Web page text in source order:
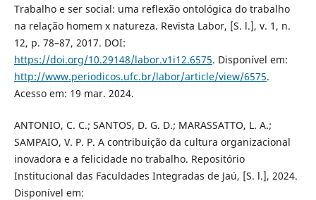
Trabalho e ser social: uma reflexão ontológica do trabalho
na relação homem x natureza. Revista Labor, [S. l.], v. 1, n.
12, p. 78–87, 2017. DOI:
https://doi.org/10.29148/labor.v1i12.6575. Disponível em:
http://www.periodicos.ufc.br/labor/article/view/6575.
Acesso em: 19 mar. 2024.
ANTONIO, C. C.; SANTOS, D. G. D.; MARASSATTO, L. A.;
SAMPAIO, V. P. P. A contribuição da cultura organizacional
inovadora e a felicidade no trabalho. Repositório
Institucional das Faculdades Integradas de Jaú, [S. l.], 2024.
Disponível em: